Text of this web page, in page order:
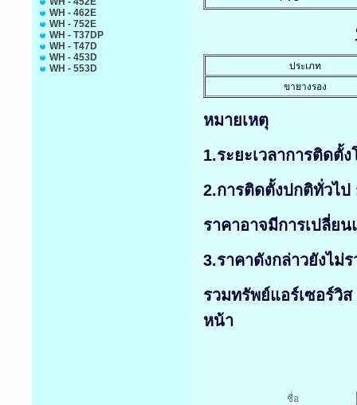
WH - 462E
WH - 752E
WH - T37DP
WH - T47D
WH - 453D
WH - 553D
ประเภท
ขายางรอง
หมายเหตุ
1.ระยะเวลาการติด
2.การติดตั้งปกติทั่วไ
ราคาอาจมีการเปลี่ยน
3.ราคาดังกล่าวยังไม่
รวมทรัพย์แอร์เซอร์วิ
หน้า
ชื่อ